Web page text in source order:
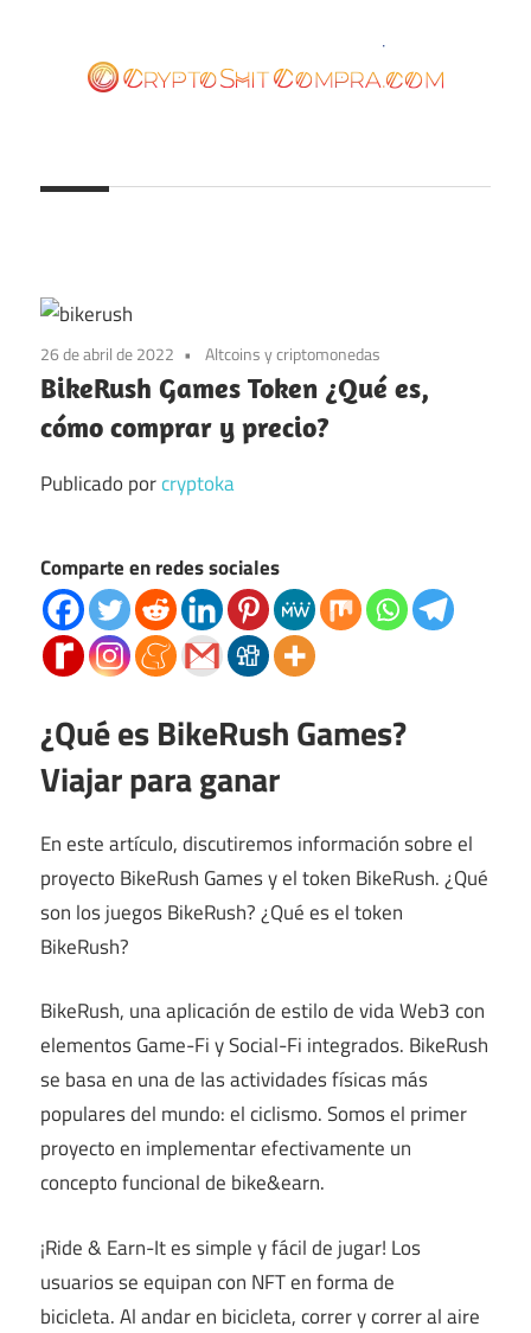
contenido
26 de abril de 2022 Altcoins y criptomonedas
BikeRush Games Token ¿Qué es,
cómo comprar y precio?
Publicado porcryptoka
Comparte en redes sociales
¿Qué es BikeRush Games?
Viajar para ganar
En este artículo, discutiremos información sobre el
proyecto BikeRush Games y el token BikeRush. ¿Qué
son los juegos BikeRush? ¿Qué es el token
BikeRush?
BikeRush, una aplicación de estilo de vida Web3 con
elementos Game-Fi y Social-Fi integrados. BikeRush
se basa en una de las actividades físicas más
populares del mundo: el ciclismo. Somos el primer
proyecto en implementar efectivamente un
concepto funcional de bike&earn.
¡Ride & Earn-It es simple y fácil de jugar! Los
usuarios se equipan con NFT en forma de
bicicleta. Al andar en bicicleta, correr y correr al aire